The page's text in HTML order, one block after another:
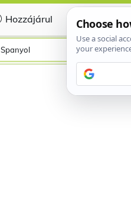
Hozzájárul Certificate
Spanyol